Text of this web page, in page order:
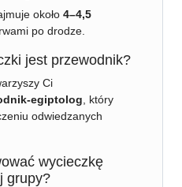
około 4–4,5
po drodze.
jest przewodnik?
Ci
egiptolog , który
odwiedzanych
wycieczkę
grupy?